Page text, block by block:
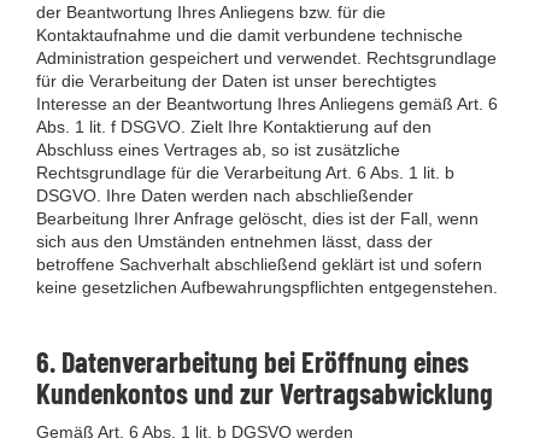
der Beantwortung Ihres Anliegens bzw. für die
Kontaktaufnahme und die damit verbundene technische
Administration gespeichert und verwendet. Rechtsgrundlage
für die Verarbeitung der Daten ist unser berechtigtes
Interesse an der Beantwortung Ihres Anliegens gemäß Art. 6
Abs. 1 lit. f DSGVO. Zielt Ihre Kontaktierung auf den
Abschluss eines Vertrages ab, so ist zusätzliche
Rechtsgrundlage für die Verarbeitung Art. 6 Abs. 1 lit. b
DSGVO. Ihre Daten werden nach abschließender
Bearbeitung Ihrer Anfrage gelöscht, dies ist der Fall, wenn
sich aus den Umständen entnehmen lässt, dass der
betroffene Sachverhalt abschließend geklärt ist und sofern
keine gesetzlichen Aufbewahrungspflichten entgegenstehen.
6. Datenverarbeitung bei Eröffnung eines
Kundenkontos und zur Vertragsabwicklung
Gemäß Art. 6 Abs. 1 lit. b DGSVO werden